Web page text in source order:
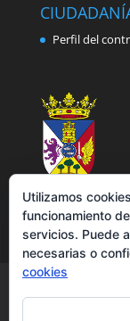
Perfil del
Política
Utilizamos
funcionamiento
servicios. Puede
necesarias o
cookies